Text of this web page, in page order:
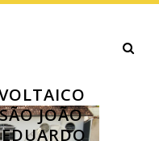
JOÃO